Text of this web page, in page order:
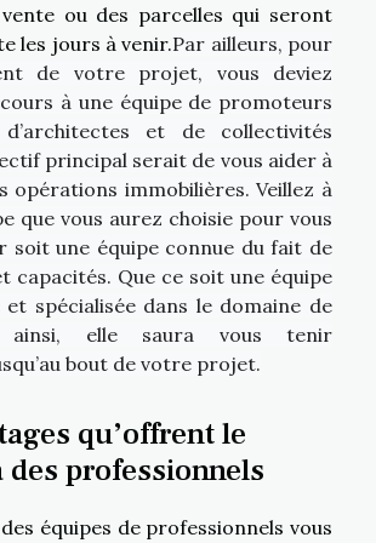
ou des parcelles qui seront
les jours à venir.Par ailleurs, pour
de votre projet, vous deviez
à une équipe de promoteurs
d’architectes et de collectivités
principal serait de vous aider à
opérations immobilières. Veillez à
que vous aurez choisie pour vous
soit une équipe connue du fait de
capacités. Que ce soit une équipe
spécialisée dans le domaine de
ainsi, elle saura vous tenir
bout de votre projet.
qu’offrent le
des professionnels
équipes de professionnels vous